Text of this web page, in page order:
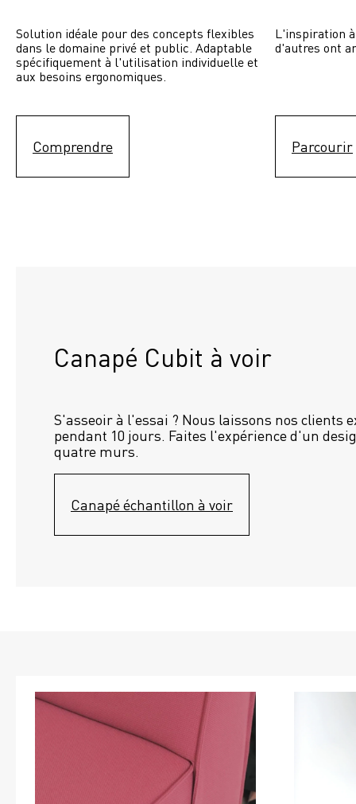
Solution idéale pour des concepts flexibles
dans le domaine privé et public. Adaptable
spécifiquement à l'utilisation individuelle et
aux besoins ergonomiques.
Comprendre
L'inspiration
d'autres ont
Parcourir
Canapé Cubit à voir
S'asseoir à l'essai ? Nous laissons nos clients
pendant 10 jours. Faites l'expérience d'un
quatre murs.
Canapé échantillon à voir